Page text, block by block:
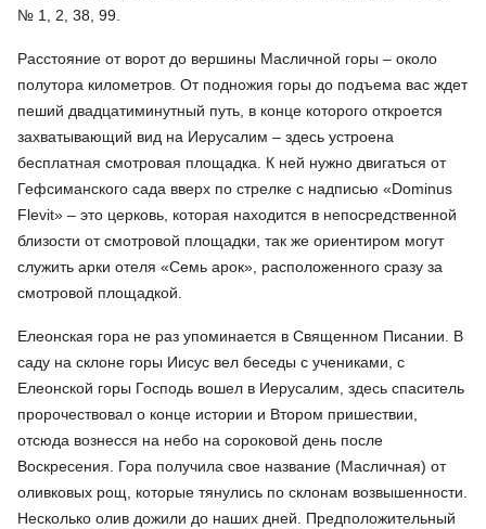
№ 1, 2, 38, 99.
Расстояние от ворот до вершины Масличной горы – около
полутора километров. От подножия горы до подъема вас ждет
пеший двадцатиминутный путь, в конце которого откроется
захватывающий вид на Иерусалим – здесь устроена
бесплатная смотровая площадка. К ней нужно двигаться от
Гефсиманского сада вверх по стрелке с надписью «Dominus
Flevit» – это церковь, которая находится в непосредственной
близости от смотровой площадки, так же ориентиром могут
служить арки отеля «Семь арок», расположенного сразу за
смотровой площадкой.
Елеонская гора не раз упоминается в Священном Писании. В
саду на склоне горы Иисус вел беседы с учениками, с
Елеонской горы Господь вошел в Иерусалим, здесь спаситель
пророчествовал о конце истории и Втором пришествии,
отсюда вознесся на небо на сороковой день после
Воскресения. Гора получила свое название (Масличная) от
оливковых рощ, которые тянулись по склонам возвышенности.
Несколько олив дожили до наших дней. Предположительный